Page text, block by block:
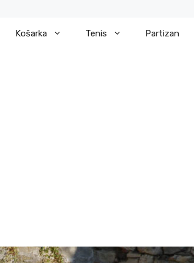
Košarka Tenis Partizan